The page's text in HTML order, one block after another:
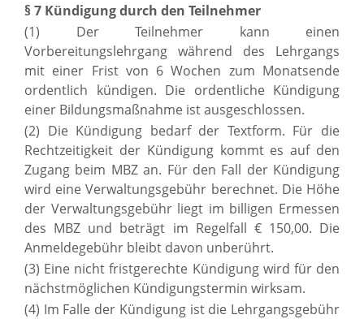
§ 7 Kündigung durch den Teilnehmer
(1) Der Teilnehmer kann einen
Vorbereitungslehrgang während des Lehrgangs
mit einer Frist von 6 Wochen zum Monatsende
ordentlich kündigen. Die ordentliche Kündigung
einer Bildungsmaßnahme ist ausgeschlossen.
(2) Die Kündigung bedarf der Textform. Für die
Rechtzeitigkeit der Kündigung kommt es auf den
Zugang beim MBZ an. Für den Fall der Kündigung
wird eine Verwaltungsgebühr berechnet. Die Höhe
der Verwaltungsgebühr liegt im billigen Ermessen
des MBZ und beträgt im Regelfall € 150,00. Die
Anmeldegebühr bleibt davon unberührt.
(3) Eine nicht fristgerechte Kündigung wird für den
nächstmöglichen Kündigungstermin wirksam.
(4) Im Falle der Kündigung ist die Lehrgangsgebühr